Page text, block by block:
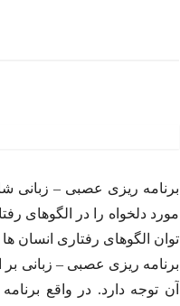
برنامه ریزی عصبی – زبانی
مورد دلخواه را در الگوهای
توان الگوهای رفتاری انسان ها
برنامه ریزی عصبی – زبانی
آن توجه دارد. در واقع